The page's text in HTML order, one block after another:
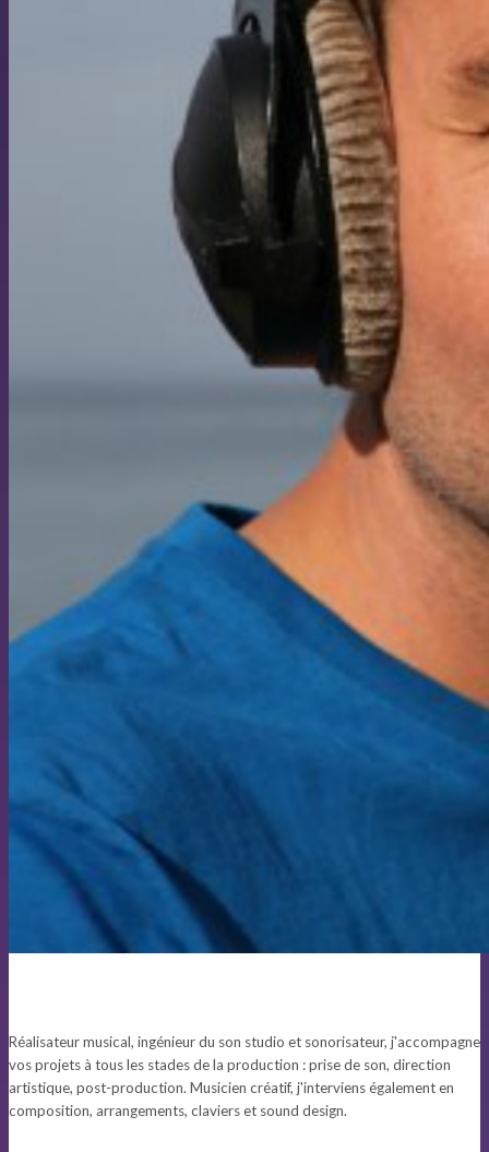
Réalisateur musical, ingénieur du son studio et sonorisateur, j'accompagne
vos projets à tous les stades de la production : prise de son, direction
artistique, post-production. Musicien créatif, j'interviens également en
composition, arrangements, claviers et sound design.